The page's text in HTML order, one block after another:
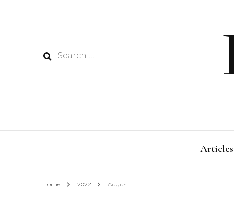
Search
Articles
Home 2022 August